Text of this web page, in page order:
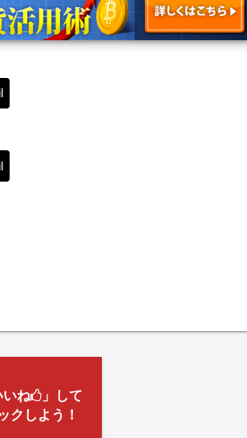
ね
」して
クしよう！